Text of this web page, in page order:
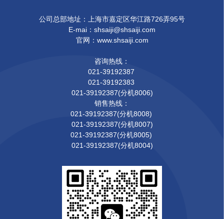
公司总部地址：上海市嘉定区华江路726弄95号
E-mai：shsaiji@shsaiji.com
官网：www.shsaiji.com
咨询热线：
021-39192387
021-39192383
021-39192387(分机8006)
销售热线：
021-39192387(分机8008)
021-39192387(分机8007)
021-39192387(分机8005)
021-39192387(分机8004)